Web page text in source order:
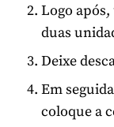
Logo
duas
Deixe
Em
coloque a